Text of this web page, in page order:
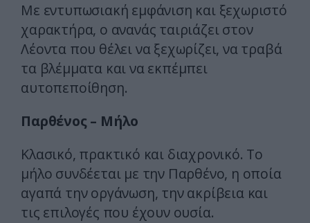
Με εντυπωσιακή εμφάνιση και ξεχωριστό
χαρακτήρα, ο ανανάς ταιριάζει στον
Λέοντα που θέλει να ξεχωρίζει, να τραβά
τα βλέμματα και να εκπέμπει
αυτοπεποίθηση.
Παρθένος – Μήλο
Κλασικό, πρακτικό και διαχρονικό. Το
μήλο συνδέεται με την Παρθένο, η οποία
αγαπά την οργάνωση, την ακρίβεια και
τις επιλογές που έχουν ουσία.